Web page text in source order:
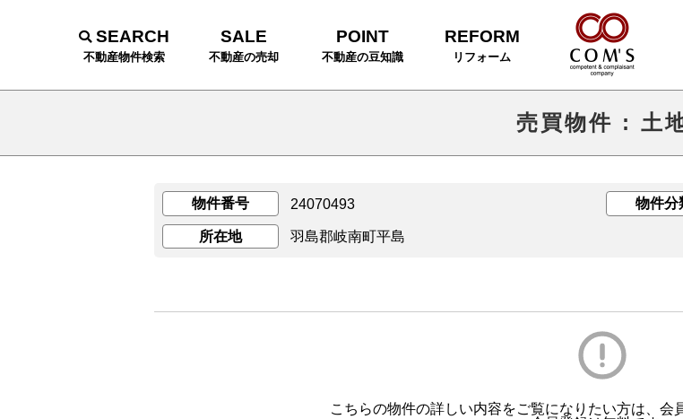
SEARCH
不動産物件検索
SALE
不動産の売却
POINT
不動産の豆知識
REFORM
リフォーム
売買物件 : 土
物件番号 24070493 物件分
所在地 羽島郡岐南町平島
こちらの物件の詳しい内容をご覧になりたい方は、会